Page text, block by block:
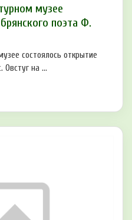
музее
поэта Ф.
состоялось открытие
Овстуг на ...